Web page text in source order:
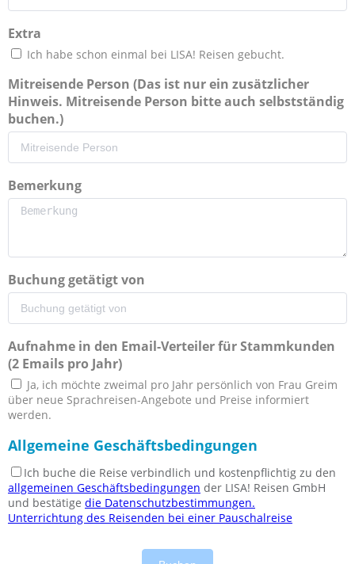
Extra
Ich habe schon einmal bei LISA! Reisen gebucht.
Mitreisende Person (Das ist nur ein zusätzlicher
Hinweis. Mitreisende Person bitte auch selbstständig
buchen.)
Bemerkung
Buchung getätigt von
Aufnahme in den Email-Verteiler für Stammkunden
(2 Emails pro Jahr)
Ja, ich möchte zweimal pro Jahr persönlich von Frau Greim
über neue Sprachreisen-Angebote und Preise informiert
werden.
Allgemeine Geschäftsbedingungen
Ich buche die Reise verbindlich und kostenpflichtig zu den
allgemeinen Geschäftsbedingungen der LISA! Reisen GmbH
und bestätige die Datenschutzbestimmungen.
Unterrichtung des Reisenden bei einer Pauschalreise